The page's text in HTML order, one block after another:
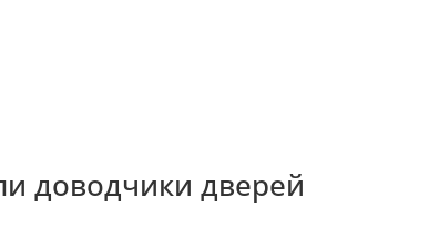
доводчики дверей